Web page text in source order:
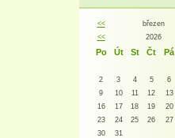
<< březen
<<
2026
Po Út St Čt Pá
2
3 4 5 6
9
10 11 12 13
16
17 18 19 20
23
24 25 26 27
30
31